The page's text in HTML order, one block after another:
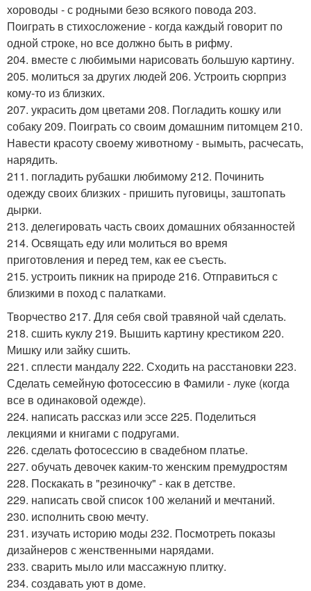
хороводы - с родными безо всякого повода 203.
Поиграть в стихосложение - когда каждый говорит по
одной строке, но все должно быть в рифму.
204. вместе с любимыми нарисовать большую картину.
205. молиться за других людей 206. Устроить сюрприз
кому-то из близких.
207. украсить дом цветами 208. Погладить кошку или
собаку 209. Поиграть со своим домашним питомцем 210.
Навести красоту своему животному - вымыть, расчесать,
нарядить.
211. погладить рубашки любимому 212. Починить
одежду своих близких - пришить пуговицы, заштопать
дырки.
213. делегировать часть своих домашних обязанностей
214. Освящать еду или молиться во время
приготовления и перед тем, как ее съесть.
215. устроить пикник на природе 216. Отправиться с
близкими в поход с палатками.
Творчество 217. Для себя свой травяной чай сделать.
218. сшить куклу 219. Вышить картину крестиком 220.
Мишку или зайку сшить.
221. сплести мандалу 222. Сходить на расстановки 223.
Сделать семейную фотосессию в Фамили - луке (когда
все в одинаковой одежде).
224. написать рассказ или эссе 225. Поделиться
лекциями и книгами с подругами.
226. сделать фотосессию в свадебном платье.
227. обучать девочек каким-то женским премудростям
228. Поскакать в "резиночку" - как в детстве.
229. написать свой список 100 желаний и мечтаний.
230. исполнить свою мечту.
231. изучать историю моды 232. Посмотреть показы
дизайнеров с женственными нарядами.
233. сварить мыло или массажную плитку.
234. создавать уют в доме.